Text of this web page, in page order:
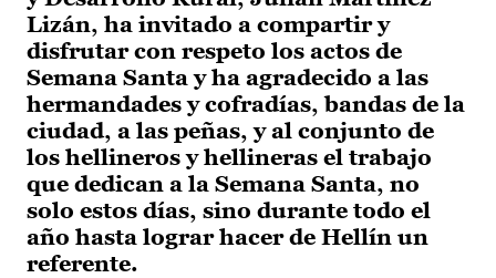
Lizán, ha invitado a compartir y
disfrutar con respeto los actos de
Semana Santa y ha agradecido a las
hermandades y cofradías, bandas de la
ciudad, a las peñas, y al conjunto de
los hellineros y hellineras el trabajo
que dedican a la Semana Santa, no
solo estos días, sino durante todo el
año hasta lograr hacer de Hellín un
referente.